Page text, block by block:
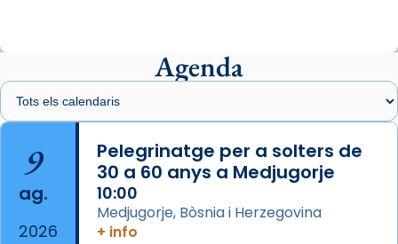
presidit aquest 27 de juliol la missa de Les
Santes de Mataró.
🔗
📸 J. Merino
Photo
View on Facebook ·
Agenda
9
ag.
2026
Pelegrinatge per a solters de
30 a 60 anys a Medjugorje
10:00
Medjugorje, Bòsnia i Herzegovina
+ info